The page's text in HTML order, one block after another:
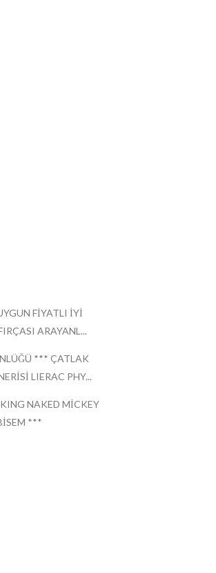
FİYATLI İYİ
ARAYANL...
*** ÇATLAK
LIERAC PHY...
NAKED MİCKEY
***